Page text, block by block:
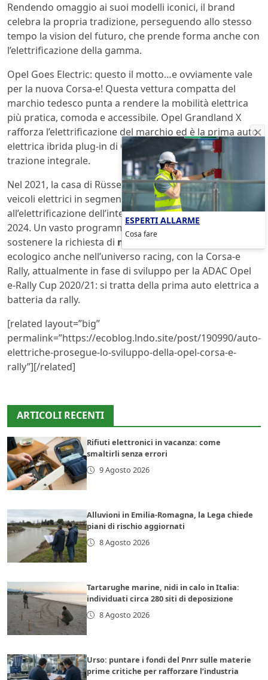
Rendendo omaggio ai suoi modelli iconici, il brand
celebra la propria tradizione, perseguendo allo stesso
tempo la vision del futuro, che prende forma anche con
l’elettrificazione della gamma.
Opel Goes Electric: questo il motto…e ovviamente vale
per la nuova Corsa-e! Questa vettura compatta del
marchio tedesco punta a rendere la mobilità elettrica
più pratica, comoda e accessibile. Opel Grandland X
rafforza l’elettrificazione del marchio ed è la prima auto
elettrica ibrida plug-in di Opel (PHEV), anche con
trazione integrale.
Nel 2021, la casa di Rüsselsheim offrirà in totale otto
veicoli elettrici in segmenti di volume, poi procederà
all’elettrificazione dell’intera gamma, prevista entro il
2024. Un vasto programma green, quindi, per
sostenere la richiesta di mobilità sostenibile
ecologico anche nell’universo racing, con la Corsa-e
Rally, attualmente in fase di sviluppo per la ADAC Opel
e-Rally Cup 2020/21: si tratta della prima auto elettrica a
batteria da rally.
[related layout=”big”
permalink=”https://ecoblog.lndo.site/post/190990/auto-
elettriche-prosegue-lo-sviluppo-della-opel-corsa-e-
rally”][/related]
ARTICOLI RECENTI
Rifiuti elettronici in vacanza: come
smaltirli senza errori
9 Agosto 2026
Alluvioni in Emilia-Romagna, la Lega chiede
piani di rischio aggiornati
8 Agosto 2026
Tartarughe marine, nidi in calo in Italia:
individuati circa 280 siti di deposizione
8 Agosto 2026
Urso: puntare i fondi del Pnrr sulle materie
prime critiche per rafforzare l’industria
ESPERTI ALLARME
Cosa fare